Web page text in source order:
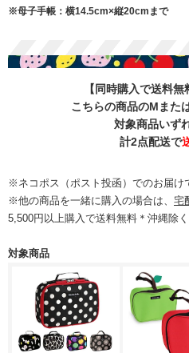
※母子手帳：横14.5cm×縦20cmまで